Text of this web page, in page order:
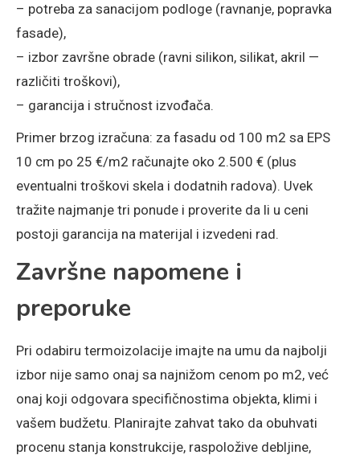
– potreba za sanacijom podloge (ravnanje, popravka
fasade),
– izbor završne obrade (ravni silikon, silikat, akril —
različiti troškovi),
– garancija i stručnost izvođača.
Primer brzog izračuna: za fasadu od 100 m2 sa EPS
10 cm po 25 €/m2 računajte oko 2.500 € (plus
eventualni troškovi skela i dodatnih radova). Uvek
tražite najmanje tri ponude i proverite da li u ceni
postoji garancija na materijal i izvedeni rad.
Završne napomene i
preporuke
Pri odabiru termoizolacije imajte na umu da najbolji
izbor nije samo onaj sa najnižom cenom po m2, već
onaj koji odgovara specifičnostima objekta, klimi i
vašem budžetu. Planirajte zahvat tako da obuhvati
procenu stanja konstrukcije, raspoložive debljine,